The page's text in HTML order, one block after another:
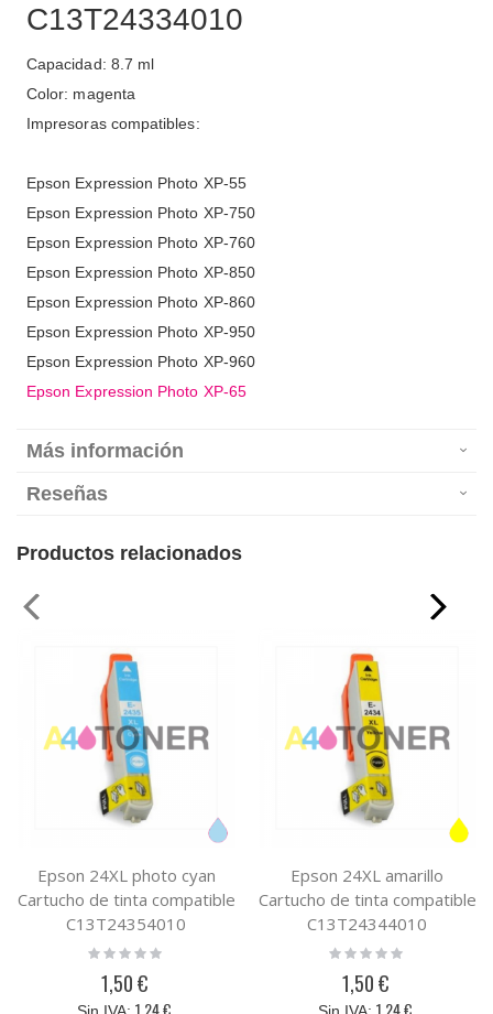
C13T24334010
Capacidad: 8.7 ml
Color: magenta
Impresoras compatibles:
Epson Expression Photo XP-55
Epson Expression Photo XP-750
Epson Expression Photo XP-760
Epson Expression Photo XP-850
Epson Expression Photo XP-860
Epson Expression Photo XP-950
Epson Expression Photo XP-960
Epson Expression Photo XP-65
Más información
Reseñas
Productos relacionados
Epson 24XL photo cyan
Cartucho de tinta compatible
C13T24354010
Rating:
1,50 €
1,24 €
Epson 24XL amarillo
Cartucho de tinta compatible
C13T24344010
Rating:
1,50 €
1,24 €